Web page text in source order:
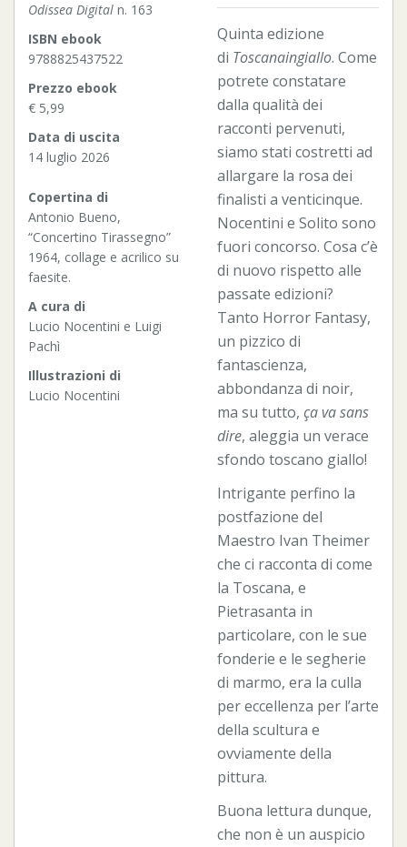
Odissea Digital n. 163
ISBN ebook
9788825437522
Prezzo ebook
€ 5,99
Data di uscita
14 luglio 2026
Copertina di
Antonio Bueno,
“Concertino Tirassegno”
1964, collage e acrilico su
faesite.
A cura di
Lucio Nocentini e Luigi
Pachì
Illustrazioni di
Lucio Nocentini
Quinta edizione
di Toscanaingiallo. Come
potrete constatare
dalla qualità dei
racconti pervenuti,
siamo stati costretti ad
allargare la rosa dei
finalisti a venticinque.
Nocentini e Solito sono
fuori concorso. Cosa c’è
di nuovo rispetto alle
passate edizioni?
Tanto Horror Fantasy,
un pizzico di
fantascienza,
abbondanza di noir,
ma su tutto, ça va sans
dire, aleggia un verace
sfondo toscano giallo!
Intrigante perfino la
postfazione del
Maestro Ivan Theimer
che ci racconta di come
la Toscana, e
Pietrasanta in
particolare, con le sue
fonderie e le segherie
di marmo, era la culla
per eccellenza per l’arte
della scultura e
ovviamente della
pittura.
Buona lettura dunque,
che non è un auspicio